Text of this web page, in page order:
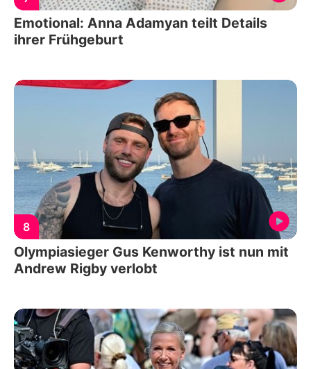
Emotional: Anna Adamyan teilt Details
ihrer Frühgeburt
8
Olympiasieger Gus Kenworthy ist nun mit
Andrew Rigby verlobt